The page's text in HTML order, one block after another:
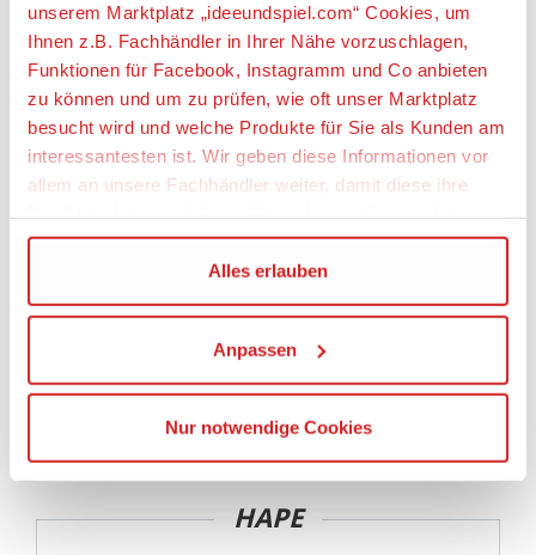
unserem Marktplatz „ideeundspiel.com“ Cookies, um
Ihnen z.B. Fachhändler in Ihrer Nähe vorzuschlagen,
Funktionen für Facebook, Instagramm und Co anbieten
zu können und um zu prüfen, wie oft unser Marktplatz
besucht wird und welche Produkte für Sie als Kunden am
interessantesten ist. Wir geben diese Informationen vor
allem an unsere Fachhändler weiter, damit diese ihre
Wir verwenden den Google Tag Manager um weitere
Dienste einzubinden.
Wenn Sie auf „Alles erlauben“, klicken, werden ein Teil
Ihrer personenbezogener Daten in die USA übertragen.
Die USA ist ein Drittland, dass nicht von einem
Schutzniveau für personenbezogene Daten bietet. Durch
Alles erlauben
Anpassen
Nur notwendige Cookies
Geeignetes Alter
Ab 3 Monate
Angaben zur Produktsicherheit:
Hersteller:
Toynamics Europe GmbH, Alsfelder Straße 41,
35325 Mücke, Deutschland,
https://toynamics.com, info@toynamics.com
Warnhinweise
Achtung! Benutzung nur unter unmittelbarer
Aufsicht von Erwachsenen
HAPE